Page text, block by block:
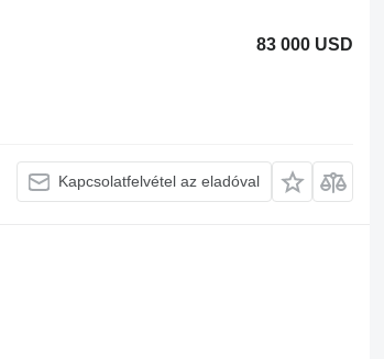
83 000 USD
Kapcsolatfelvétel az eladóval